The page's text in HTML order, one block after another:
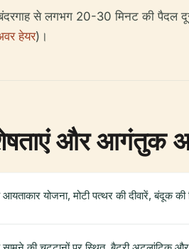
से लगभग 20-30 मिनट की पैदल
हेयर)।
और आगंतुक
योजना, मोटी पत्थर की दीवारें,